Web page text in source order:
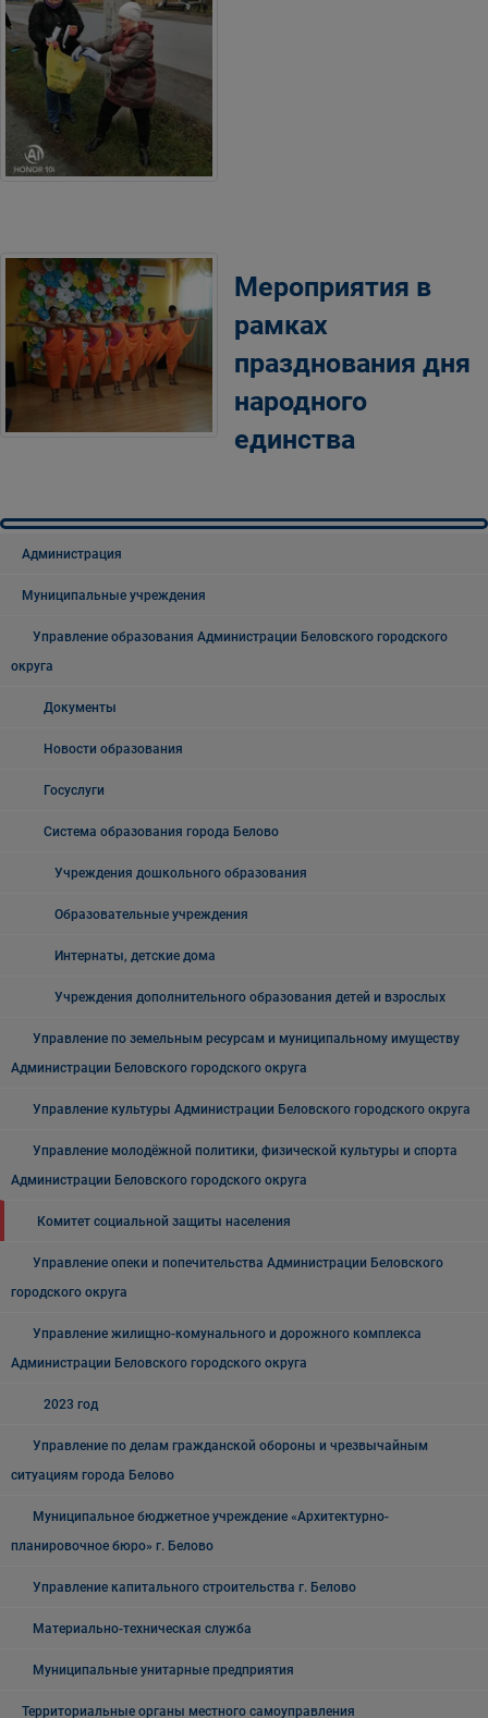
Мероприятия в
рамках
празднования дня
народного
единства
Администрация
Муниципальные учреждения
Управление образования Администрации Беловского городского
округа
Документы
Новости образования
Госуслуги
Система образования города Белово
Учреждения дошкольного образования
Образовательные учреждения
Интернаты, детские дома
Учреждения дополнительного образования детей и взрослых
Управление по земельным ресурсам и муниципальному имуществу
Администрации Беловского городского округа
Управление культуры Администрации Беловского городского округа
Управление молодёжной политики, физической культуры и спорта
Администрации Беловского городского округа
Комитет социальной защиты населения
Управление опеки и попечительства Администрации Беловского
городского округа
Управление жилищно-комунального и дорожного комплекса
Администрации Беловского городского округа
2023 год
Управление по делам гражданской обороны и чрезвычайным
ситуациям города Белово
Муниципальное бюджетное учреждение «Архитектурно-
планировочное бюро» г. Белово
Управление капитального строительства г. Белово
Материально-техническая служба
Муниципальные унитарные предприятия
Территориальные органы местного самоуправления